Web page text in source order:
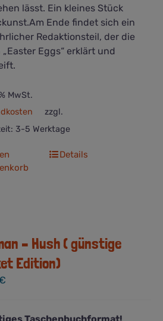
lässt. Ein kleines Stück
Ende findet sich ein
Redaktionsteil, der die
Eggs“ erklärt und
MwSt.
zzgl.
3-5 Werktage
Details
– Hush ( günstige
Edition)